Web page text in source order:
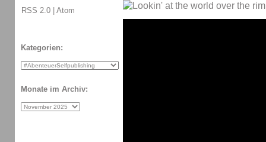
RSS 2.0 | Atom
Kategorien:
Monate im Archiv: